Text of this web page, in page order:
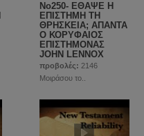
Νο250- ΕΘΑΨΕ Η
ΕΠΙΣΤΗΜΗ ΤΗ
ΘΡΗΣΚΕΙΑ; ΑΠΑΝΤΑ
Ο ΚΟΡΥΦΑΙΟΣ
EΠΙΣΤΗΜΟΝΑΣ
JOHN LENNOX
προβολές: 2146
Μοιράσου το..